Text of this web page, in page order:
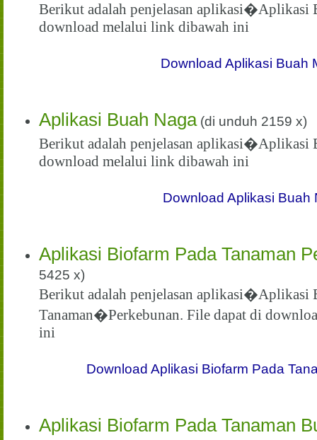
Berikut adalah penjelasan aplikasi�Aplikasi
download melalui link dibawah ini
Download Aplikasi Buah
Aplikasi Buah Naga(di unduh 2159 x)
Berikut adalah penjelasan aplikasi�Aplikasi
download melalui link dibawah ini
Download Aplikasi Buah
Aplikasi Biofarm Pada Tanaman
5425 x)
Berikut adalah penjelasan aplikasi�Aplikasi
Tanaman�Perkebunan. File dapat di
ini
Download Aplikasi Biofarm Pada
Aplikasi Biofarm Pada Tanaman